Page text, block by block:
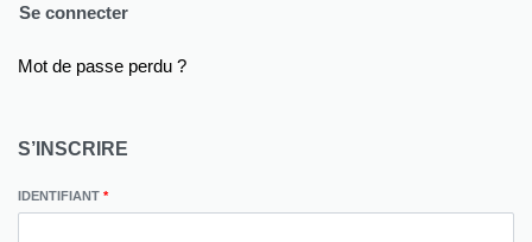
Se connecter
Mot de passe perdu ?
S’INSCRIRE
IDENTIFIANT *